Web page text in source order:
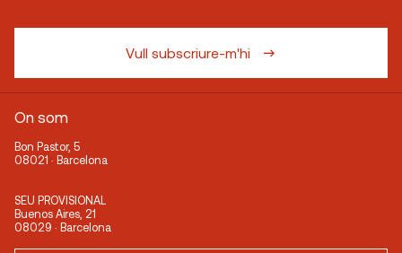
Vull subscriure-m'hi
On som
Bon Pastor, 5
08021 · Barcelona
SEU PROVISIONAL
Buenos Aires, 21
08029 · Barcelona